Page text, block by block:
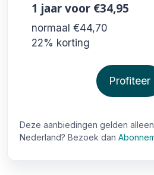
1 jaarvoor €34,95
normaal €44,70
22% korting
Profiteer
Deze aanbiedingen gelden
Nederland? Bezoek dan